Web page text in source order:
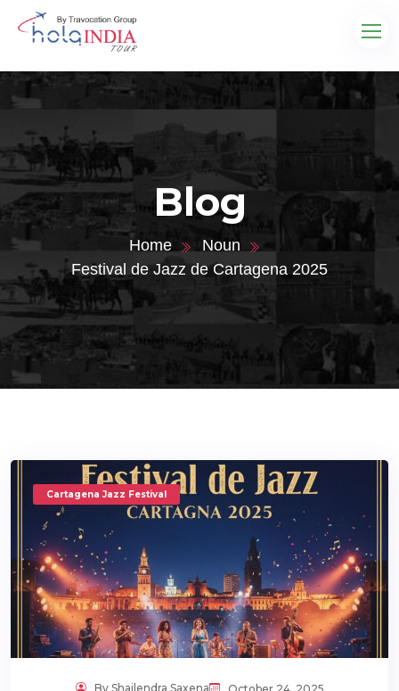
Blog
Home
Noun
Festival de Jazz de Cartagena 2025
Cartagena Jazz Festival
By Shailendra Saxena